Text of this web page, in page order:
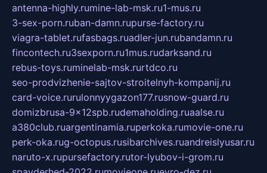
antenna-highly.rumine-lab-msk.ru1-mus.ru
3-sex-porn.ruban-damn.rupurse-factory.ru
viagra-tablet.rufasbags.ruadler-jun.rubandamn.ru
fincontech.ru3sexporn.ru1mus.rudarksand.ru
rebus-toys.ruminelab-msk.rurtdco.ru
seo-prodvizhenie-sajtov-stroitelnyh-kompanij.ru
card-voice.rurulonnyygazon177.rusnow-guard.ru
domizbrusa-9x12spb.rudemaholding.ruaalse.ru
a380club.ruargentinamia.ruperkoka.rumovie-one.ru
perk-oka.rug-octopus.rusibarchives.ruandreislyusar.ru
naruto-x.rupursefactory.rutor-lyubov-i-grom.ru